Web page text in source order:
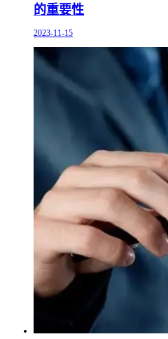
的重要性
2023-11-15